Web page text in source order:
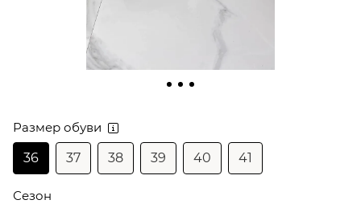
Размер обуви
36
37 38 39 40 41
Сезон